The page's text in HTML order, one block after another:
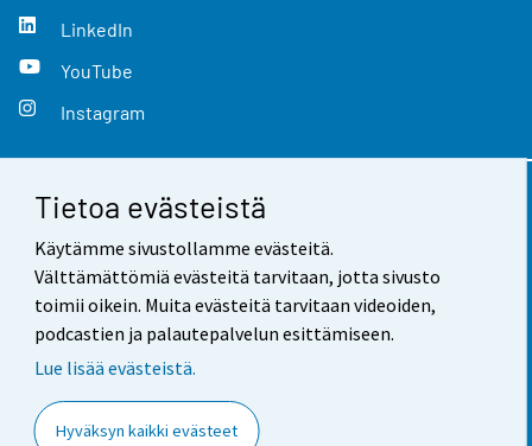
Tietoa evästeistä
Käytämme sivustollamme evästeitä.
Välttämättömiä evästeitä tarvitaan, jotta sivusto
toimii oikein. Muita evästeitä tarvitaan videoiden,
podcastien ja palautepalvelun esittämiseen.
Lue lisää evästeistä.
Hyväksyn kaikki evästeet
LinkedIn
YouTube
Instagram
Yhteystiedot
Palaute
Käyttöehdot
Saavutettavuus